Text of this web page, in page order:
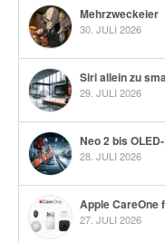
Mehrzweckeier
30. JULI 2026
Siri allein zu
29. JULI 2026
Neo 2 bis
28. JULI 2026
Apple CareOne
27. JULI 2026